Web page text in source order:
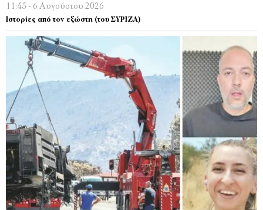
11:45 - 6 Αυγούστου 2026
Ιστορίες από τον εξώστη (του ΣΥΡΙΖΑ)